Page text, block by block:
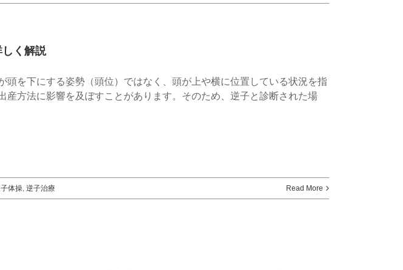
く解説
頭を下にする姿勢（頭位）ではなく、頭が上や横に位置している状況を指
産方法に影響を及ぼすことがあります。そのため、逆子と診断された場
体操, 逆子治療 Read More